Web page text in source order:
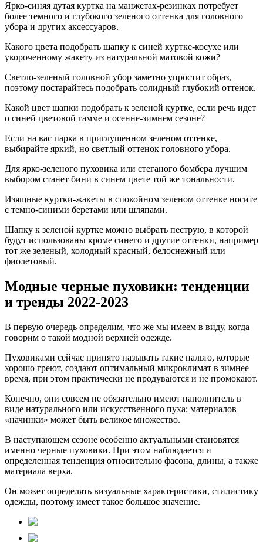
Ярко-синяя дутая куртка на манжетах-резинках потребует
более темного и глубокого зеленого оттенка для головного
убора и других аксессуаров.
Какого цвета подобрать шапку к синей куртке-косухе или
укороченному жакету из натуральной матовой кожи?
Светло-зеленый головной убор заметно упростит образ,
поэтому постарайтесь подобрать солидный глубокий оттенок.
Какой цвет шапки подобрать к зеленой куртке, если речь идет
о синей цветовой гамме и осенне-зимнем сезоне?
Если на вас парка в приглушенном зеленом оттенке,
выбирайте яркий, но светлый оттенок головного убора.
Для ярко-зеленого пуховика или стеганого бомбера лучшим
выбором станет бини в синем цвете той же тональности.
Изящные куртки-жакеты в спокойном зеленом оттенке носите
с темно-синими беретами или шляпами.
Шапку к зеленой куртке можно выбрать пеструю, в которой
будут использованы кроме синего и другие оттенки, например
тот же зеленый, холодный красный, белоснежный или
фиолетовый.
Модные черные пуховики: тенденции
и тренды 2022-2023
В первую очередь определим, что же мы имеем в виду, когда
говорим о такой модной верхней одежде.
Пуховиками сейчас принято называть такие пальто, которые
хорошо греют, создают оптимальный микроклимат в зимнее
время, при этом практически не продуваются и не промокают.
Конечно, они совсем не обязательно имеют наполнитель в
виде натурального или искусственного пуха: материалов
«начинки» может быть великое множество.
В наступающем сезоне особенно актуальными становятся
именно черные пуховики. При этом наблюдается и
определенная тенденция относительно фасона, длины, а также
материала верха.
Он может определять визуальные характеристики, стилистику
одежды, поэтому имеет такое большое значение.